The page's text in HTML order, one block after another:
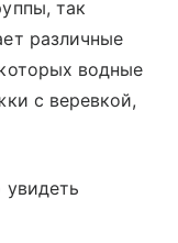
так
различные
водные
с веревкой,
увидеть